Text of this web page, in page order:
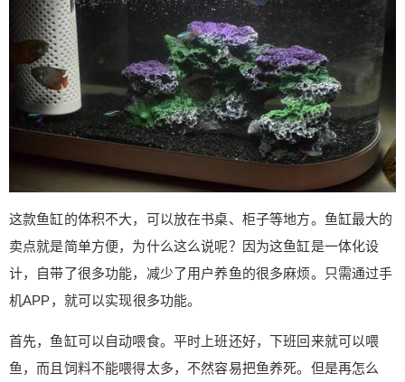
这款鱼缸的体积不大，可以放在书桌、柜子等地方。鱼缸最大的
卖点就是简单方便，为什么这么说呢？因为这鱼缸是一体化设
计，自带了很多功能，减少了用户养鱼的很多麻烦。只需通过手
机APP，就可以实现很多功能。
首先，鱼缸可以自动喂食。平时上班还好，下班回来就可以喂
鱼，而且饲料不能喂得太多，不然容易把鱼养死。但是再怎么
简单方便，为什么这么说呢？因为这鱼缸是一体化
设计，自带了很多功能，减少了用户养鱼的很多麻
烦。只需通过手机APP，就可以实现很多功能。 首
先，鱼缸可以自动喂食。平时上班还好，下班回来
就可以喂鱼，而且饲料不能喂得太多，不然容易把
鱼养死。但是再怎么少，也不能好几天不喂吧。没
错，这里要说的就是逢年过节，主人需要离家几天
时，鱼儿就会饿肚子。这款鱼缸的自动喂食功能，
解决了这个问题。出门后，用户通过米家APP一键
喂食，鱼儿就有吃的了。要是担心自己记性不好忘
了喂鱼，还可以提前设置喂鱼的时间，到点了就会
自动投喂。 其次，不用担心喂的鱼饲料不卫生。因
为鱼缸里面有干燥剂，能防潮防霉。米家APP上面
还会显示剩余的鱼粮，方便用户及时补给。有了这
然后就是鱼缸有四级过滤系统，无需频繁换水。养
过鱼的小伙伴都知道，养鱼需要给它频繁换水，因
扫描二维码继续阅读